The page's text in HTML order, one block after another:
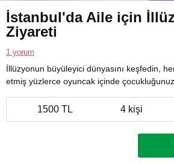
İstanbul'da Aile için
Ziyareti
1 yorum
İllüzyonun büyüleyici dünyasını keşfedin,
etmiş yüzlerce oyuncak içinde
1500 TL 4 kişi